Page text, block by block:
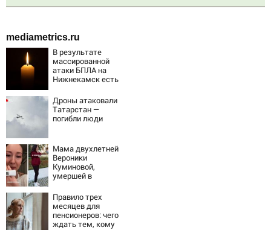
mediametrics.ru
В результате
массированной
атаки БПЛА на
Нижнекамск есть
Дроны атаковали
Татарстан —
погибли люди
Мама двухлетней
Вероники
Куминовой,
умершей в
беременна: семья
ждет девочку
Правило трех
месяцев для
пенсионеров: чего
ждать тем, кому